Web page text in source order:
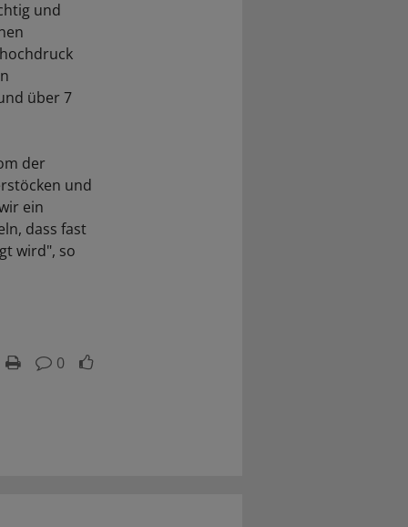
und
über 7
der
und
ein
dass fast
wird", so
0